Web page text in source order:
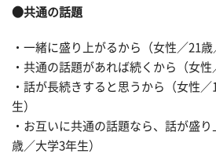
●共通の話題
・一緒に盛り上がるから（女性／21歳
・共通の話題があれば続くから（女性
・話が長続きすると思うから（女性
生）
・お互いに共通の話題なら、話が盛
歳／大学3年生）